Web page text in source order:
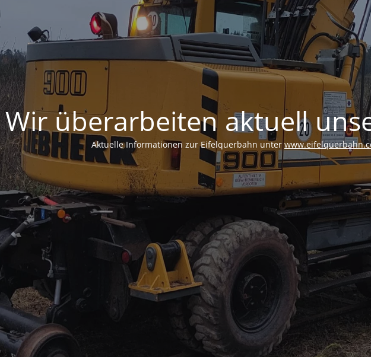
Wir überarbeiten aktuell
Aktuelle Informationen zur Eifelquerbahn unter